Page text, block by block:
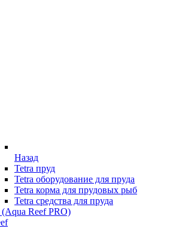
Назад
Tetra пруд
Tetra оборудование для пруда
Tetra корма для прудовых рыб
Tetra средства для пруда
Reef PRO)